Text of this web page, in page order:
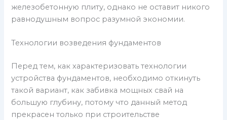
железобетонную плиту, однако не оставит никого
равнодушным вопрос разумной экономии.
Технологии возведения фундаментов
Перед тем, как характеризовать технологии
устройства фундаментов, необходимо откинуть
такой вариант, как забивка мощных свай на
большую глубину, потому что данный метод
прекрасен только при строительстве